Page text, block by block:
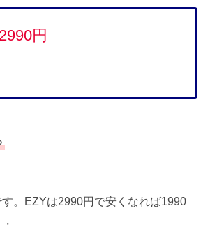
2990円
。EZYは2990円で安くなれば1990